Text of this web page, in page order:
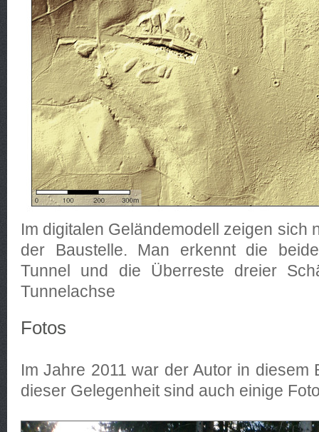
Im digitalen Geländemodell zeigen sich
der Baustelle. Man erkennt die
Tunnel und die Überreste dreier
Tunnelachse
Fotos
Im Jahre 2011 war der Autor in diesem
dieser Gelegenheit sind auch einige